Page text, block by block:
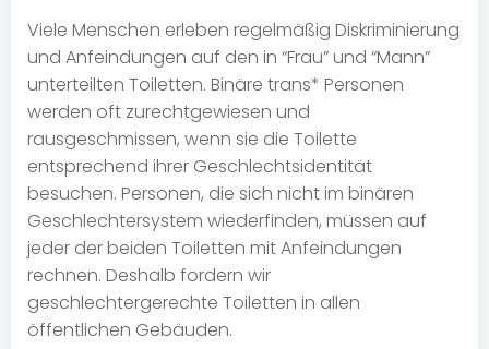
Viele Menschen erleben regelmäßig Diskriminierung
und Anfeindungen auf den in “Frau” und “Mann”
unterteilten Toiletten. Binäre trans* Personen
werden oft zurechtgewiesen und
rausgeschmissen, wenn sie die Toilette
entsprechend ihrer Geschlechtsidentität
besuchen. Personen, die sich nicht im binären
Geschlechtersystem wiederfinden, müssen auf
jeder der beiden Toiletten mit Anfeindungen
rechnen. Deshalb fordern wir
geschlechtergerechte Toiletten in allen
öffentlichen Gebäuden.